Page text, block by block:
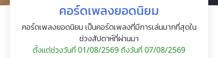
คอร์ดเพลงยอดนิยม
คอร์ดเพลงยอดนิยม เป็นคอร์ดเพลงที่มีการเล่นมากที่สุดใน
ช่วงสัปดาห์ที่ผ่านมา
ตั้งแต่ช่วงวันที่ 01/08/2569 ถึงวันที่ 07/08/2569